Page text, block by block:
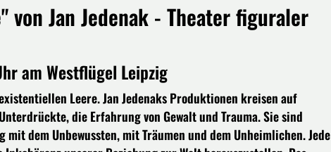
von Jan Jedenak - Theater figuraler
am Westflügel Leipzig
Leere. Jan Jedenaks Produktionen kreisen auf
die Erfahrung von Gewalt und Trauma. Sie sind
dem Unbewussten, mit Träumen und dem Unheimlichen. Jede